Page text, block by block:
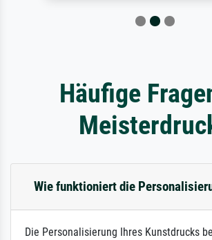
Häufige
Wie funktioniert die
Die Personalisierung Ihres Kunstdrucks